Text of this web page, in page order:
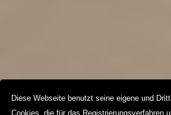
Diese Webseite benutzt seine eigene und
Cookies, die für das Registrierungsverfahren